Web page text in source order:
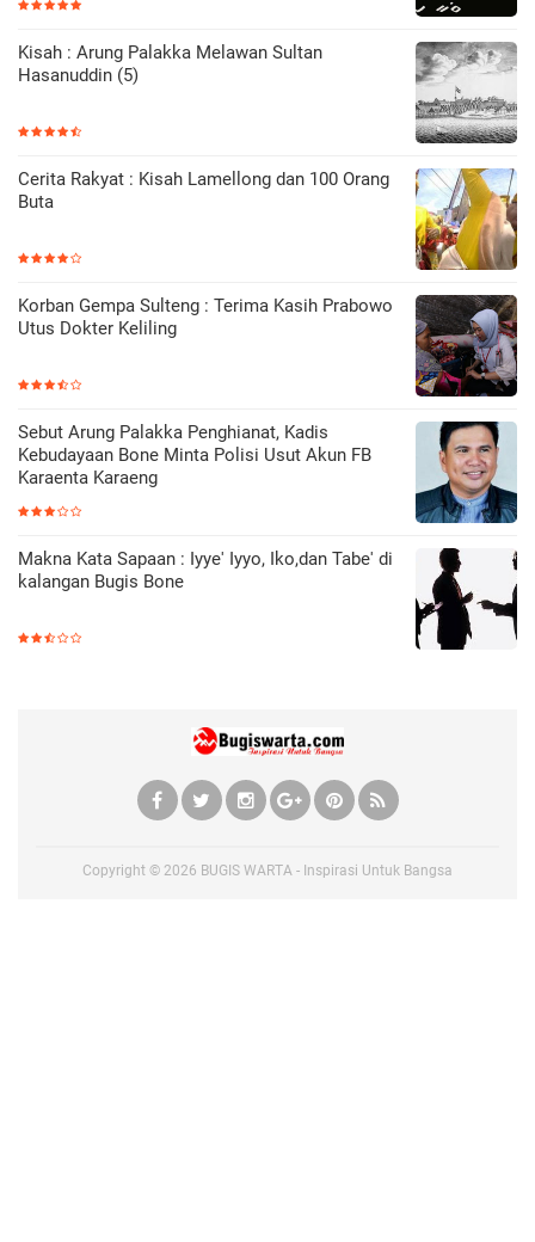
Kisah : Arung Palakka Melawan Sultan
Hasanuddin (5)
Cerita Rakyat : Kisah Lamellong dan 100 Orang
Buta
Korban Gempa Sulteng : Terima Kasih Prabowo
Utus Dokter Keliling
Sebut Arung Palakka Penghianat, Kadis
Kebudayaan Bone Minta Polisi Usut Akun FB
Karaenta Karaeng
Makna Kata Sapaan : Iyye' Iyyo, Iko,dan Tabe' di
kalangan Bugis Bone
Copyright © 2026 BUGIS WARTA - Inspirasi Untuk Bangsa